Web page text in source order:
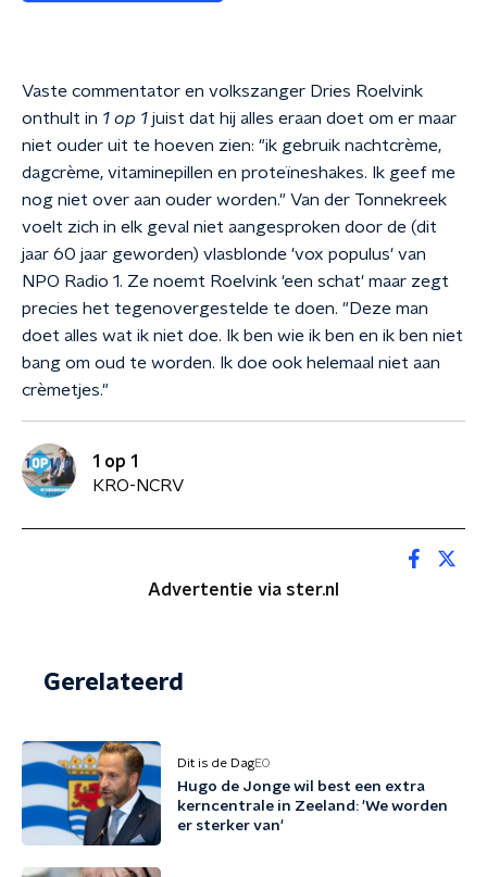
Vaste commentator en volkszanger Dries Roelvink
onthult in 1 op 1 juist dat hij alles eraan doet om er maar
niet ouder uit te hoeven zien: "ik gebruik nachtcrème,
dagcrème, vitaminepillen en proteïneshakes. Ik geef me
nog niet over aan ouder worden." Van der Tonnekreek
voelt zich in elk geval niet aangesproken door de (dit
jaar 60 jaar geworden) vlasblonde 'vox populus' van
NPO Radio 1. Ze noemt Roelvink 'een schat' maar zegt
precies het tegenovergestelde te doen. "Deze man
doet alles wat ik niet doe. Ik ben wie ik ben en ik ben niet
bang om oud te worden. Ik doe ook helemaal niet aan
crèmetjes."
1 op 1
KRO-NCRV
Advertentie via ster.nl
Gerelateerd
Dit is de DagEO
Hugo de Jonge wil best een extra
kerncentrale in Zeeland: 'We worden
er sterker van'